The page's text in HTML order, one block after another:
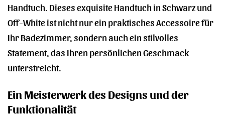
Handtuch. Dieses exquisite Handtuch in Schwarz und
Off-White ist nicht nur ein praktisches Accessoire für
Ihr Badezimmer, sondern auch ein stilvolles
Statement, das Ihren persönlichen Geschmack
unterstreicht.
Ein Meisterwerk des Designs und der
Funktionalität